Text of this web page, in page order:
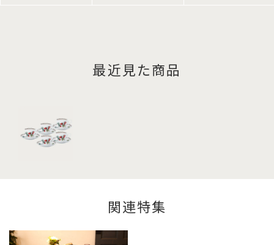
最近見た商品
関連特集